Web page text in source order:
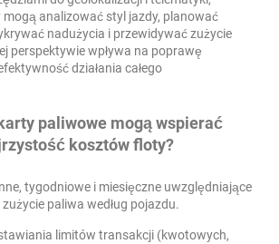
analizować styl jazdy, planować
nadużycia i przewidywać zużycie
perspektywie wpływa na poprawę
działania całego
paliwowe mogą wspierać
kosztów floty?
tygodniowe i miesięczne uwzględniające
paliwa według pojazdu.
limitów transakcji (kwotowych,